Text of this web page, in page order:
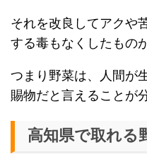
それを改良してアクや
する毒もなくしたもの
つまり野菜は、人間が
賜物だと言えることが
高知県で取れる